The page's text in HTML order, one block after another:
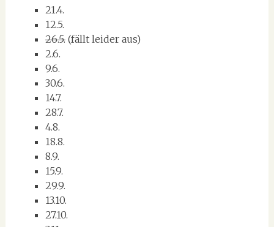
21.4.
12.5.
26.5.(fällt leider aus)
2.6.
9.6.
30.6.
14.7.
28.7.
4.8.
18.8.
8.9.
15.9.
29.9.
13.10.
27.10.